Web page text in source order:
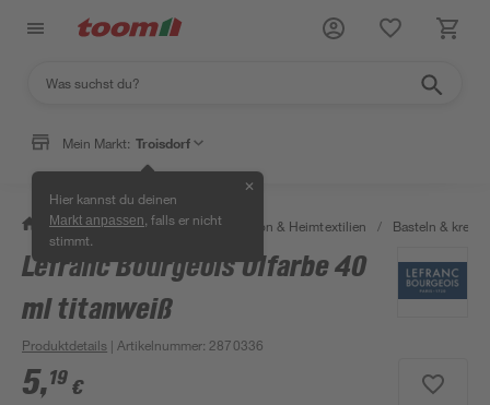
Mein Markt: Troisdorf
Hier kannst du deinen
Markt anpassen , falls er nicht
stimmt.
✕
/ Wohnen & Haushalt / Dekoration & Heimtextilien / Basteln &
Lefranc Bourgeois Ölfarbe 40
ml titanweiß
Produktdetails | Artikelnummer: 2870336
5,19 €